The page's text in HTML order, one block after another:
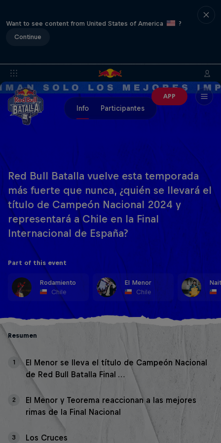
Want to see content from United States of America
?
Continue
APP
Info Participantes
Red Bull Batalla vuelve esta temporada
más fuerte que nunca, ¿quién se llevará el
título de Campeón Nacional 2024 y
representará a Chile en la Final
Internacional de España?
Part of this event
Rodamiento
Chile
El Menor
Chile
Nait
Resumen
1
El Menor se lleva el título de Campeón Nacional
de Red Bull Batalla Final …
2
El Menor y Teorema reaccionan a las mejores
rimas de la Final Nacional
3 Los Cruces